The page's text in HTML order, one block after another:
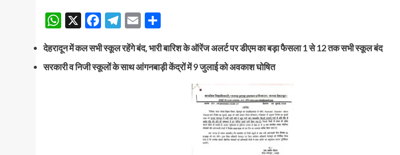
WhatsApp
X Facebook
Telegram
Email
देहरादून में कल सभी स्कूल रहेंगे बंद, भारी बारिश के ऑरेंज अलर्ट पर डीएम का बड़ा फैसला 1 से 12 तक सभी स्कूल बंद
सरकारी व निजी स्कूलों के साथ आंगनबाड़ी केंद्रों में 9 जुलाई को अवकाश घोषित